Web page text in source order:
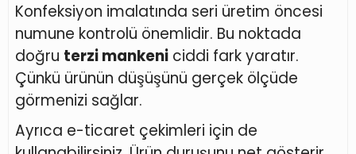
Konfeksiyon imalatında seri üretim öncesi
numune kontrolü önemlidir. Bu noktada
doğru terzi mankeni ciddi fark yaratır.
Çünkü ürünün düşüşünü gerçek ölçüde
görmenizi sağlar.
Ayrıca e-ticaret çekimleri için de